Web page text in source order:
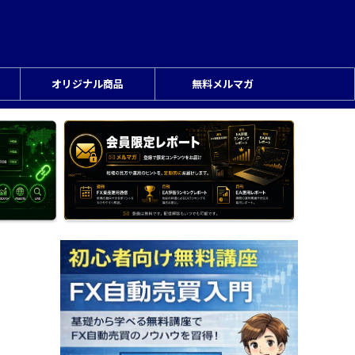
オリジナル商品 無料メルマガ